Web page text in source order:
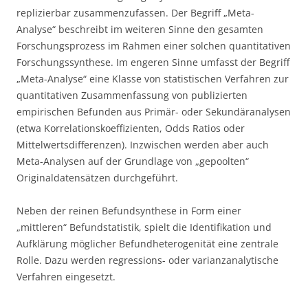
replizierbar zusammenzufassen. Der Begriff „Meta-
Analyse“ beschreibt im weiteren Sinne den gesamten
Forschungsprozess im Rahmen einer solchen quantitativen
Forschungssynthese. Im engeren Sinne umfasst der Begriff
„Meta-Analyse“ eine Klasse von statistischen Verfahren zur
quantitativen Zusammenfassung von publizierten
empirischen Befunden aus Primär- oder Sekundäranalysen
(etwa Korrelationskoeffizienten, Odds Ratios oder
Mittelwertsdifferenzen). Inzwischen werden aber auch
Meta-Analysen auf der Grundlage von „gepoolten“
Originaldatensätzen durchgeführt.
Neben der reinen Befundsynthese in Form einer
„mittleren“ Befundstatistik, spielt die Identifikation und
Aufklärung möglicher Befundheterogenität eine zentrale
Rolle. Dazu werden regressions- oder varianzanalytische
Verfahren eingesetzt.